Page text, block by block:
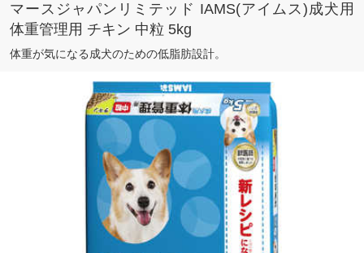
マースジャパンリミテッド IAMS(アイムス)成犬用
体重管理用 チキン 中粒 5kg
体重が気になる成犬のための低脂肪設計。